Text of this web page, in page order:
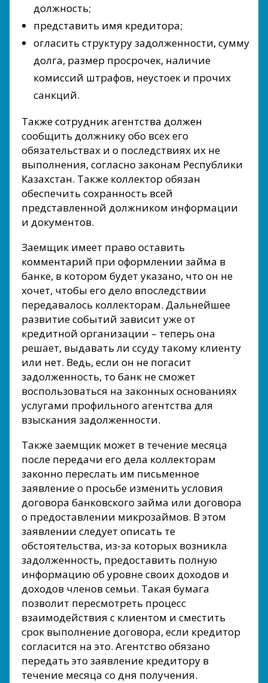
должность;
представить имя кредитора;
огласить структуру задолженности, сумму
долга, размер просрочек, наличие
комиссий штрафов, неустоек и прочих
санкций.
Также сотрудник агентства должен
сообщить должнику обо всех его
обязательствах и о последствиях их не
выполнения, согласно законам Республики
Казахстан. Также коллектор обязан
обеспечить сохранность всей
представленной должником информации
и документов.
Заемщик имеет право оставить
комментарий при оформлении займа в
банке, в котором будет указано, что он не
хочет, чтобы его дело впоследствии
передавалось коллекторам. Дальнейшее
развитие событий зависит уже от
кредитной организации – теперь она
решает, выдавать ли ссуду такому клиенту
или нет. Ведь, если он не погасит
задолженность, то банк не сможет
воспользоваться на законных основаниях
услугами профильного агентства для
взыскания задолженности.
Также заемщик может в течение месяца
после передачи его дела коллекторам
законно переслать им письменное
заявление о просьбе изменить условия
договора банковского займа или договора
о предоставлении микрозаймов. В этом
заявлении следует описать те
обстоятельства, из-за которых возникла
задолженность, предоставить полную
информацию об уровне своих доходов и
доходов членов семьи. Такая бумага
позволит пересмотреть процесс
взаимодействия с клиентом и сместить
срок выполнение договора, если кредитор
согласится на это. Агентство обязано
передать это заявление кредитору в
течение месяца со дня получения.